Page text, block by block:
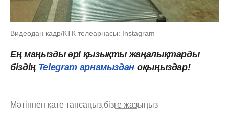
Видеодан кадр/КТК телеарнасы: Instagram
Ең маңызды әрі қызықты жаңалықтарды
біздің Telegram арнамыздан оқыңыздар!
Мәтіннен қате тапсаңыз,бізге жазыңыз